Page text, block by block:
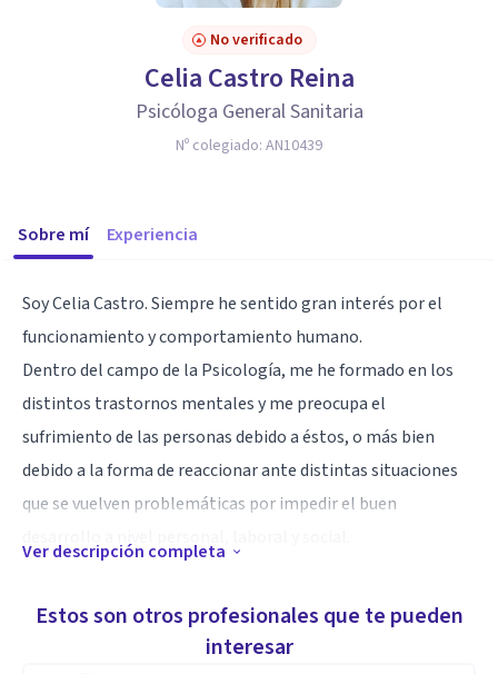
No verificado
Celia Castro Reina
Psicóloga General Sanitaria
Nº colegiado: AN10439
Sobre mí Experiencia
Soy Celia Castro. Siempre he sentido gran interés por el
funcionamiento y comportamiento humano.
Dentro del campo de la Psicología, me he formado en los
distintos trastornos mentales y me preocupa el
sufrimiento de las personas debido a éstos, o más bien
debido a la forma de reaccionar ante distintas situaciones
que se vuelven problemáticas por impedir el buen
Por este interés, estudié el Máster de Psicología General
Ver descripción completa
Estos son otros profesionales que te pueden
interesar